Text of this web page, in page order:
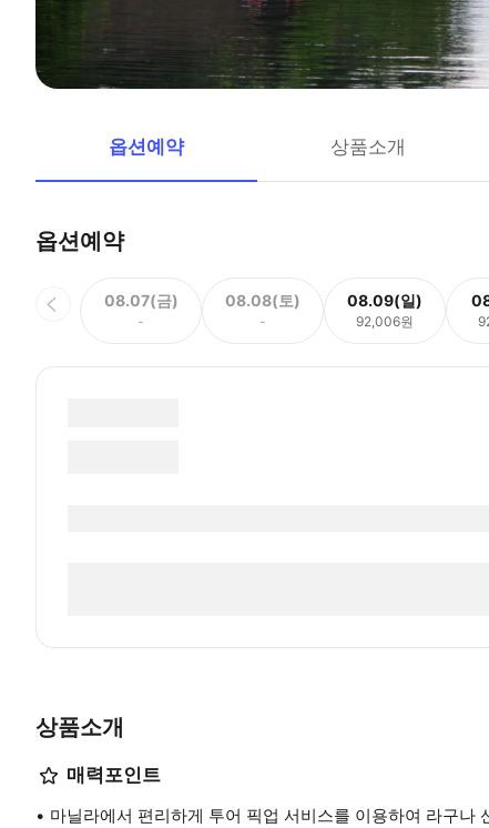
옵션예약 상품소개
옵션예약
08.07(금)
-
08.08(토)
-
08.09(일)
92,006원
상품소개
매력포인트
마닐라에서 편리하게 투어 픽업 서비스를 이용하여 라구